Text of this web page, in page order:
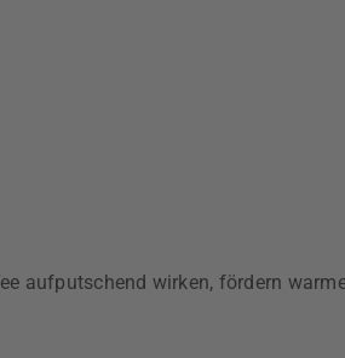
aufputschend wirken, fördern